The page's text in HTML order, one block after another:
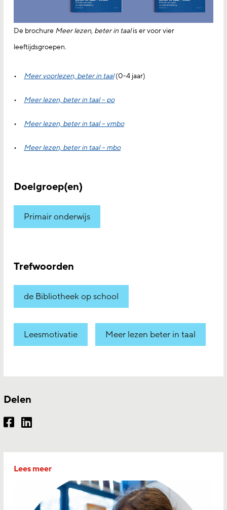
Lees meer
De brochure Meer lezen, beter in taalis er voor vier
leeftijdsgroepen.
Meer voorlezen, beter in taal(0-4 jaar)
Meer lezen, beter in taal – po
Meer lezen, beter in taal – vmbo
Meer lezen, beter in taal – mbo
Doelgroep(en)
Primair onderwijs
Trefwoorden
de Bibliotheek op school
Leesmotivatie Meer lezen beter in taal
Delen